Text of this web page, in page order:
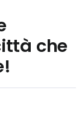
che